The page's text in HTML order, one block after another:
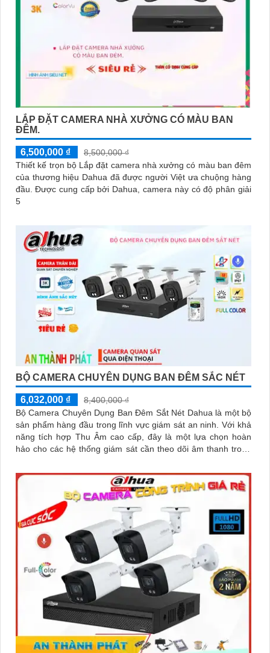
LẮP ĐẶT CAMERA NHÀ XƯỞNG CÓ MÀU BAN
ĐÊM.
6,500,000 ₫
8,500,000 ₫
Thiết kế trọn bộ Lắp đặt camera nhà xưởng có màu ban đêm
của thương hiệu Dahua đã được người Việt ưa chuộng hàng
đầu. Được cung cấp bởi Dahua, camera này có độ phân giải
5
BỘ CAMERA CHUYÊN DỤNG BAN ĐÊM SẮC NÉT
6,032,000 ₫
8,400,000 ₫
Bộ Camera Chuyên Dụng Ban Đêm Sắt Nét Dahua là một bộ
sản phẩm hàng đầu trong lĩnh vực giám sát an ninh. Với khả
năng tích hợp Thu Âm cao cấp, đây là một lựa chọn hoàn
hảo cho các hệ thống giám sát cần theo dõi âm thanh trong